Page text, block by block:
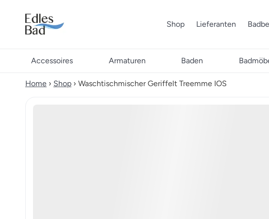
Shop Lieferanten
Accessoires Armaturen Baden
Home › Shop › Waschtischmischer Geriffelt Treemme IOS